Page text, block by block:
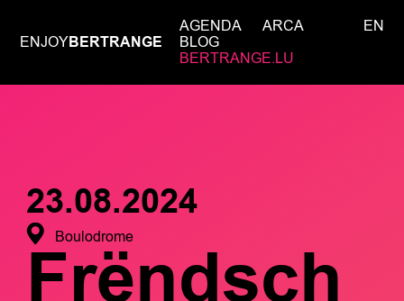
ENJOYBERTRANGE
AGENDA
ARCA
BLOG
BERTRANGE.LU
EN
23.08.2024
Boulodrome
Frëndsch